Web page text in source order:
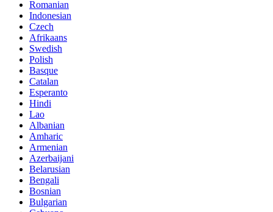
Romanian
Indonesian
Czech
Afrikaans
Swedish
Polish
Basque
Catalan
Esperanto
Hindi
Lao
Albanian
Amharic
Armenian
Azerbaijani
Belarusian
Bengali
Bosnian
Bulgarian